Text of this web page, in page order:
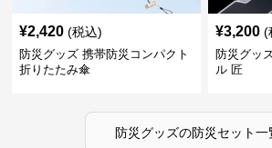
¥2,420 (税込)
防災グッズ 携帯防災コンパクト
折りたたみ傘
¥3,200 (
防災グッ
ル 匠
防災グッズの防災セット一